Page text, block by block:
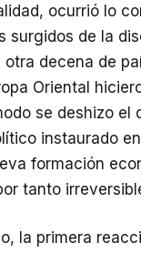
ocurrió lo
surgidos de la
decena de
Oriental
se deshizo el
instaurado en
formación
tanto
la primera